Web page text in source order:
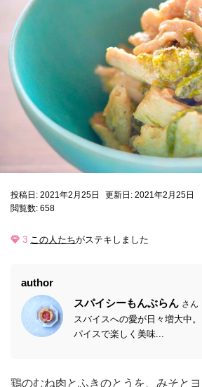
投稿日: 2021年2月25日
更新日: 2021年2月25日
閲覧数: 658
3 この人たちがステキしました
author
スパイシーもんぶらん さん
スバイスへの愛が日々増大中
パイスで楽しく美味...
鶏のむね肉とふきのとうを、みそとヨ